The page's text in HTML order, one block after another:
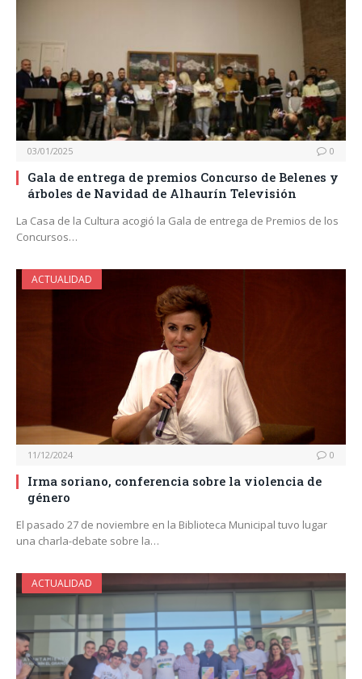
03/01/2025 0
Gala de entrega de premios Concurso de Belenes y
árboles de Navidad de Alhaurín Televisión
La Casa de la Cultura acogió la Gala de entrega de Premios de los
Concursos…
ACTUALIDAD
11/12/2024 0
Irma soriano, conferencia sobre la violencia de
género
El pasado 27 de noviembre en la Biblioteca Municipal tuvo lugar
una charla-debate sobre la…
ACTUALIDAD